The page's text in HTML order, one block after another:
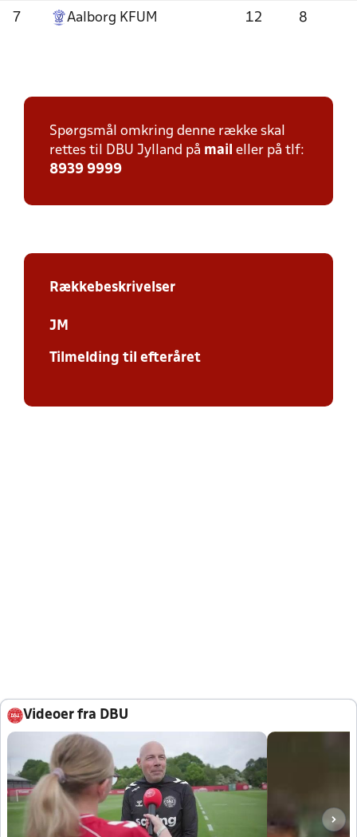
7 Aalborg KFUM 12 8
Spørgsmål omkring denne række skal
rettes til DBU Jylland på mail eller på tlf:
8939 9999
Rækkebeskrivelser
JM
Tilmelding til efteråret
Videoer fra DBU